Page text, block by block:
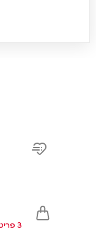
Add
3 פריטים ב-$12